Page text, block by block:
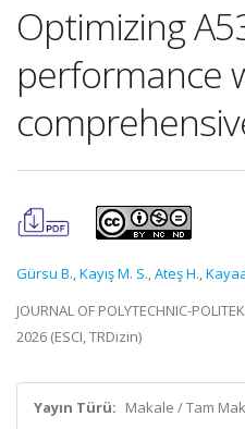
Optimizing
performance
Gürsu B.,Kayış M. S.,Ateş H.,
JOURNAL OF POLYTECHNIC-
2026 (ESCI, TRDizin)
Yayın Türü: Makale / Tam